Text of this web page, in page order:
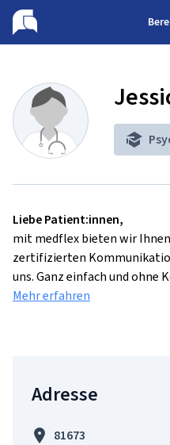
B
Liebe Patient:innen,
mit medflex bieten wir
zertifizierten
uns. Ganz einfach und ohne
Mehr erfahren
Adresse
81673